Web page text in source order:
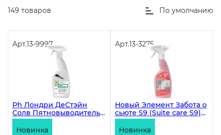
149 товаров По умолчанию
Арт.13-9997
Ph Лондри ДеСтэйн
Солв Пятновыводитель
на основе
растворителей, 600 мл
Новинка
Арт.13-3275
Новый Элемент Забота о
сьюте S9 (Suite care S9)
Моющее средство для
ванных комнат 600 мл
Новинка